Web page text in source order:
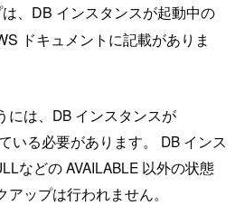
、DB インスタンスが起動中の
ドキュメントに記載がありま
には、DB インスタンスが
いる必要があります。 DB インス
などの AVAILABLE 以外の状態
ップは行われません。